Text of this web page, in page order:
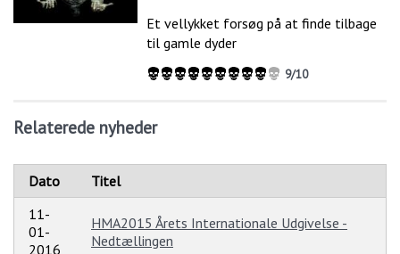
Et vellykket forsøg på at finde tilbage
til gamle dyder
9/10
Relaterede nyheder
Dato
Titel
11-
01-
2016
HMA2015 Årets Internationale Udgivelse -
Nedtællingen